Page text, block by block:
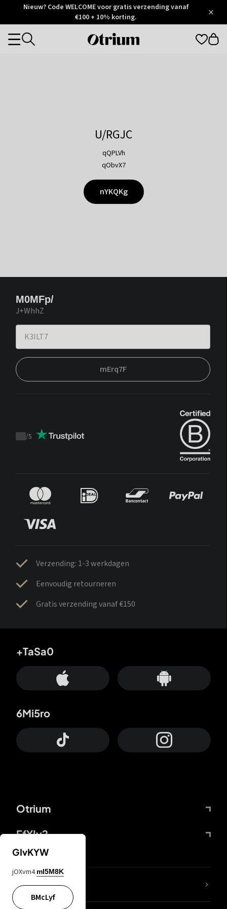
Otrium
Trustpilot
Nieuw? Code WELCOME voor gratis verzending vanaf
€100 + 10% korting.
Otrium
Categories
U/RGJC
qQPLVh
qObvX7
nYKQKg
M0MFp/
J+WhhZ
mErq7F
Trustpilot
/5
Verzending: 1-3 werkdagen
Eenvoudig retourneren
Gratis verzending vanaf €150
Otrium
FfYIy2
+TaSa0
6Mi5ro
ZbBJcb
GIvKYW
jOXvm4 mI5M8K
BMcLyf